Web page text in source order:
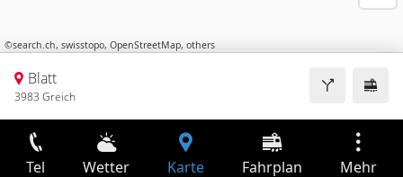
©search.ch, swisstopo, OpenStreetMap, others
Blatt
3983 Greich
Tel Wetter Karte Fahrplan Mehr